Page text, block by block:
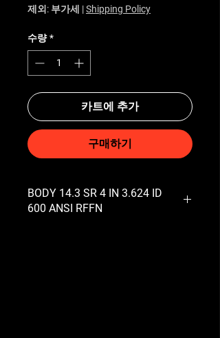
제외: 부가세 |Shipping Policy
수량 *
카트에 추가
구매하기
BODY 14.3 SR 4 IN 3.624 ID
600 ANSI RFFN